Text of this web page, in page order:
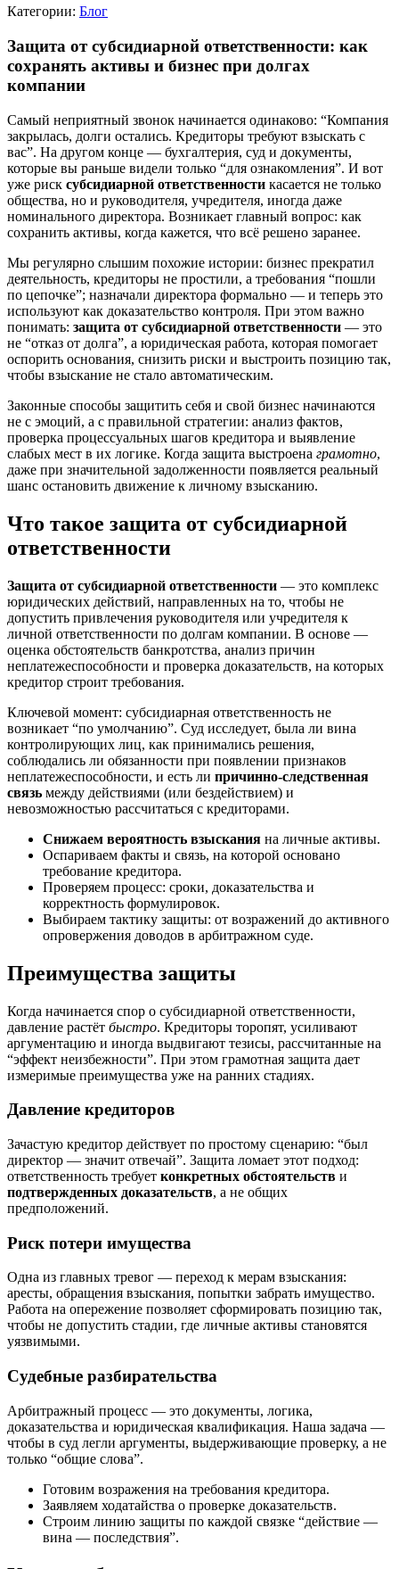
Категории: Блог
Защита от субсидиарной ответственности: как
сохранять активы и бизнес при долгах
компании
Самый неприятный звонок начинается одинаково: “Компания
закрылась, долги остались. Кредиторы требуют взыскать с
вас”. На другом конце — бухгалтерия, суд и документы,
которые вы раньше видели только “для ознакомления”. И вот
уже риск субсидиарной ответственности касается не только
общества, но и руководителя, учредителя, иногда даже
номинального директора. Возникает главный вопрос: как
сохранить активы, когда кажется, что всё решено заранее.
Мы регулярно слышим похожие истории: бизнес прекратил
деятельность, кредиторы не простили, а требования “пошли
по цепочке”; назначали директора формально — и теперь это
используют как доказательство контроля. При этом важно
понимать: защита от субсидиарной ответственности — это
не “отказ от долга”, а юридическая работа, которая помогает
оспорить основания, снизить риски и выстроить позицию так,
чтобы взыскание не стало автоматическим.
Законные способы защитить себя и свой бизнес начинаются
не с эмоций, а с правильной стратегии: анализ фактов,
проверка процессуальных шагов кредитора и выявление
слабых мест в их логике. Когда защита выстроена грамотно,
даже при значительной задолженности появляется реальный
шанс остановить движение к личному взысканию.
Что такое защита от субсидиарной
ответственности
Защита от субсидиарной ответственности — это комплекс
юридических действий, направленных на то, чтобы не
допустить привлечения руководителя или учредителя к
личной ответственности по долгам компании. В основе —
оценка обстоятельств банкротства, анализ причин
неплатежеспособности и проверка доказательств, на которых
кредитор строит требования.
Ключевой момент: субсидиарная ответственность не
возникает “по умолчанию”. Суд исследует, была ли вина
контролирующих лиц, как принимались решения,
соблюдались ли обязанности при появлении признаков
неплатежеспособности, и есть ли причинно-следственная
связь между действиями (или бездействием) и
невозможностью рассчитаться с кредиторами.
Снижаем вероятность взыскания на личные активы.
Оспариваем факты и связь, на которой основано
требование кредитора.
Проверяем процесс: сроки, доказательства и
корректность формулировок.
Выбираем тактику защиты: от возражений до активного
опровержения доводов в арбитражном суде.
Преимущества защиты
Когда начинается спор о субсидиарной ответственности,
давление растёт быстро. Кредиторы торопят, усиливают
аргументацию и иногда выдвигают тезисы, рассчитанные на
“эффект неизбежности”. При этом грамотная защита дает
измеримые преимущества уже на ранних стадиях.
Давление кредиторов
Зачастую кредитор действует по простому сценарию: “был
директор — значит отвечай”. Защита ломает этот подход:
ответственность требует конкретных обстоятельств и
подтвержденных доказательств, а не общих
предположений.
Риск потери имущества
Одна из главных тревог — переход к мерам взыскания:
аресты, обращения взыскания, попытки забрать имущество.
Работа на опережение позволяет сформировать позицию так,
чтобы не допустить стадии, где личные активы становятся
уязвимыми.
Судебные разбирательства
Арбитражный процесс — это документы, логика,
доказательства и юридическая квалификация. Наша задача —
чтобы в суд легли аргументы, выдерживающие проверку, а не
только “общие слова”.
Готовим возражения на требования кредитора.
Заявляем ходатайства о проверке доказательств.
Строим линию защиты по каждой связке “действие —
вина — последствия”.